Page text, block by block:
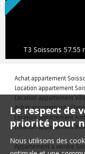
T3 Soissons 57.55
Achat appartement
Location appartement
Location appartement
Achat appartement
Location appartement
Location appartement
Appartement à vendre
Le respect de
priorité pour
Nous utilisons des